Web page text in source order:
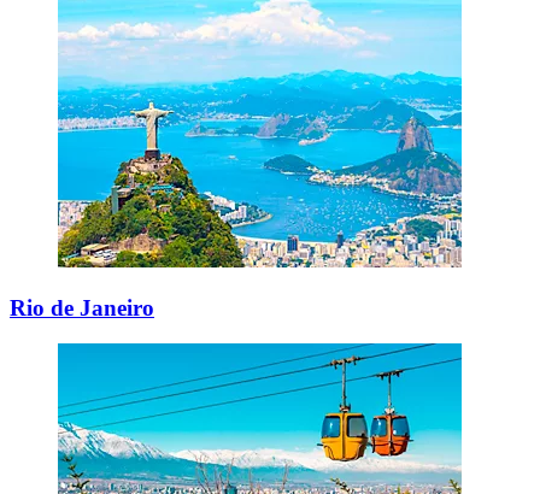
Rio de Janeiro